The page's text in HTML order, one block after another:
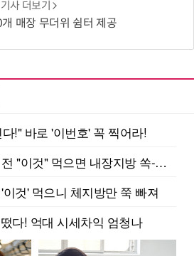
기사 더보기
매장 무더위 쉼터 제공